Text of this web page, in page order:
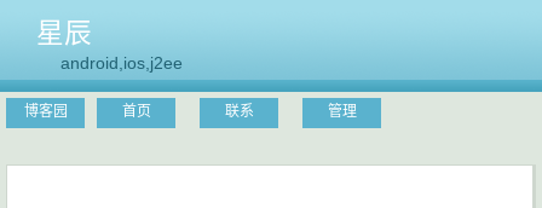
星辰
android,ios,j2ee
博客园 首页 联系 管理